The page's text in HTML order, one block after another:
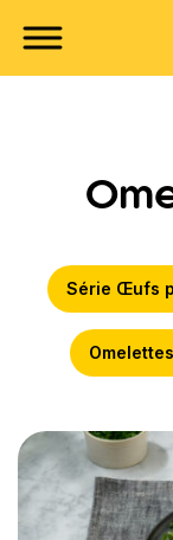
Série Œufs